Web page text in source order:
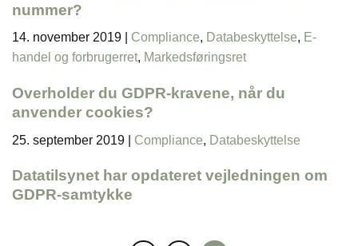
nummer?
14. november 2019 Compliance, Databeskyttelse, E-
handel og forbrugerret, Markedsføringsret
Overholder du GDPR-kravene, når du
anvender cookies?
25. september 2019 Compliance, Databeskyttelse
Datatilsynet har opdateret vejledningen om
GDPR-samtykke